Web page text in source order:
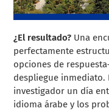
¿El resultado? Una
perfectamente
opciones de
despliegue
investigador un día
idioma árabe y los